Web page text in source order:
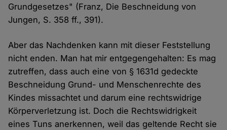
Grundgesetzes" (Franz, Die Beschneidung von
Jungen, S. 358 ff., 391).
Aber das Nachdenken kann mit dieser Feststellung
nicht enden. Man hat mir entgegengehalten: Es mag
zutreffen, dass auch eine von § 1631d gedeckte
Beschneidung Grund- und Menschenrechte des
Kindes missachtet und darum eine rechtswidrige
Körperverletzung ist. Doch die Rechtswidrigkeit
eines Tuns anerkennen, weil das geltende Recht sie